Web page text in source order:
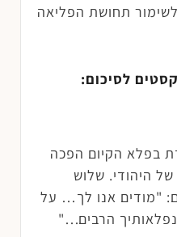
תחושת הפליאה
לסיכום:
בפלא הקיום הפכה
היהודי. שלוש
"מודים אנו לך… על
נפלאותיך הרבים…"